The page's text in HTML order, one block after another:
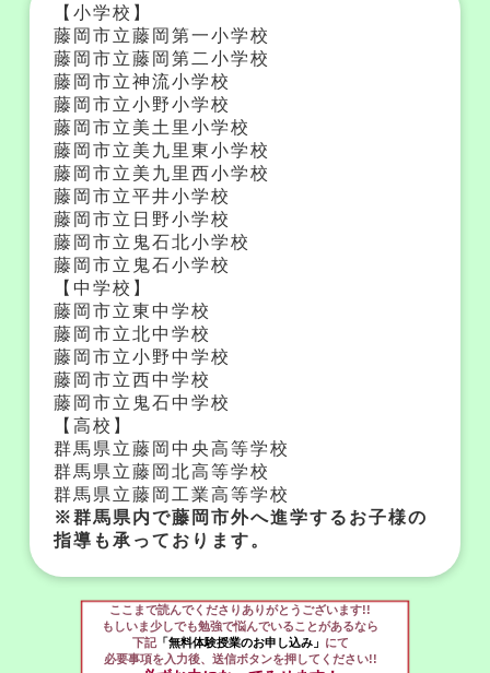
【小学校】
藤岡市立藤岡第一小学校
藤岡市立藤岡第二小学校
藤岡市立神流小学校
藤岡市立小野小学校
藤岡市立美土里小学校
藤岡市立美九里東小学校
藤岡市立美九里西小学校
藤岡市立平井小学校
藤岡市立日野小学校
藤岡市立鬼石北小学校
藤岡市立鬼石小学校
【中学校】
藤岡市立東中学校
藤岡市立北中学校
藤岡市立小野中学校
藤岡市立西中学校
藤岡市立鬼石中学校
【高校】
群馬県立藤岡中央高等学校
群馬県立藤岡北高等学校
群馬県立藤岡工業高等学校
※群馬県内で藤岡市外へ進学するお子様の
指導も承っております。
ここまで読んでくださりありがとうございます!!
もしいま少しでも勉強で悩んでいることがあるなら
下記「無料体験授業のお申し込み」 にて
必要事項を入力後、送信ボタンを押してください!!